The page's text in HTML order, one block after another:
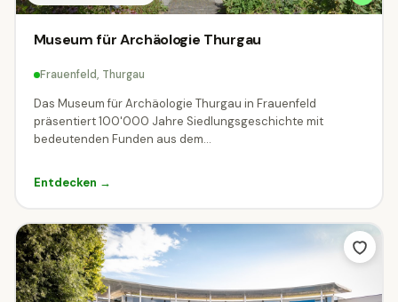
Museum für Archäologie Thurgau
Frauenfeld, Thurgau
Das Museum für Archäologie Thurgau in Frauenfeld
präsentiert 100'000 Jahre Siedlungsgeschichte mit
bedeutenden Funden aus dem...
Entdecken →